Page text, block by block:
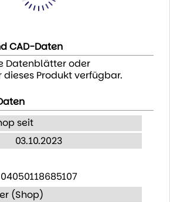
CAD-Daten
Datenblätter oder
Produkt verfügbar.
seit
03.10.2023
04050118685107
(Shop)